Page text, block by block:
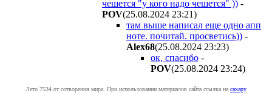
чешется "у кого надо чешется" )) -
POV(25.08.2024 23:21)
там выше написал еще одно апп
ноте. почитай. просветись)) -
Alex68(25.08.2024 23:23)
ок, спасибо -
POV(25.08.2024 23:24)
Лето 7534 от сотворения мира. При использовании материалов сайта ссылка на caxapу